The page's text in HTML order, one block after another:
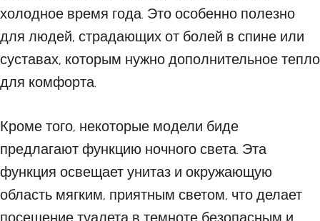
холодное время года. Это особенно полезно
для людей, страдающих от болей в спине или
суставах, которым нужно дополнительное тепло
для комфорта.
Кроме того, некоторые модели биде
предлагают функцию ночного света. Эта
функция освещает унитаз и окружающую
область мягким, приятным светом, что делает
посещение туалета в темноте безопасным и